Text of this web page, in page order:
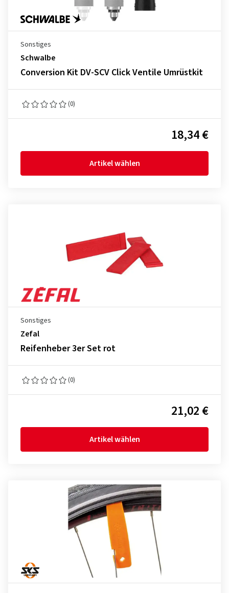
Sonstiges
Schwalbe
Conversion Kit DV-SCV Click Ventile Umrüstkit
(0)
18,34 €
Artikel wählen
Sonstiges
Zefal
Reifenheber 3er Set rot
(0)
21,02 €
Artikel wählen